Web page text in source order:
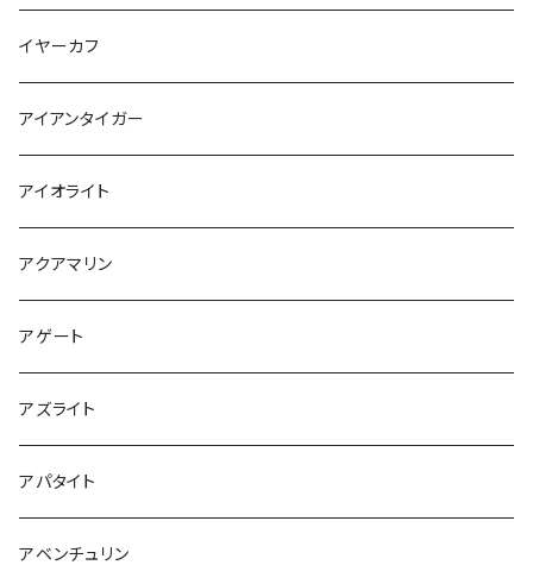
イヤーカフ
アイアンタイガー
アイオライト
アクアマリン
アゲート
アズライト
アパタイト
アベンチュリン